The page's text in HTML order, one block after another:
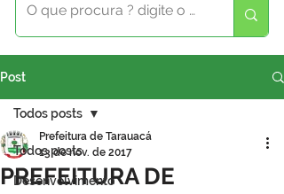
Post
Todos posts
Desenvolvimento
Todos posts
PREFEITURA DE
Prefeitura de Tarauacá
13 de nov. de 2017